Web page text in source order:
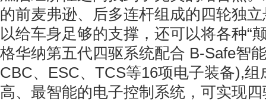
的前麦弗逊、后多连杆组成的四轮独
以给车身足够的支撑，还可以将各种“
格华纳第五代四驱系统配合 B-Safe智
CBC、ESC、TCS等16项电子装备),
高、最智能的电子控制系统，可实现